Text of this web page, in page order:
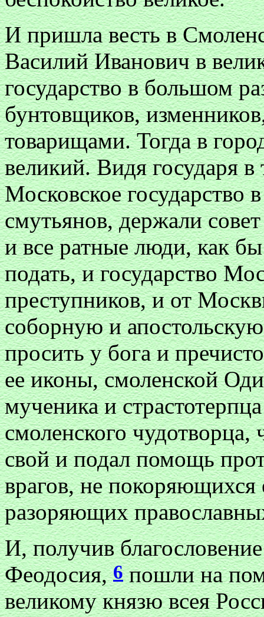
И пришла весть в
Василий Иванович в
государство в большом
бунтовщиков,
товарищами. Тогда в
великий. Видя государя
Московское государство
смутьянов, держали
и все ратные люди, как
подать, и государство
преступников, и от
соборную и
просить у бога и
ее иконы, смоленской
мученика и
смоленского чудотворца,
свой и подал помощь
врагов, не покоряющихся
разоряющих
И, получив
Феодосия,6пошли на
великому князю всея